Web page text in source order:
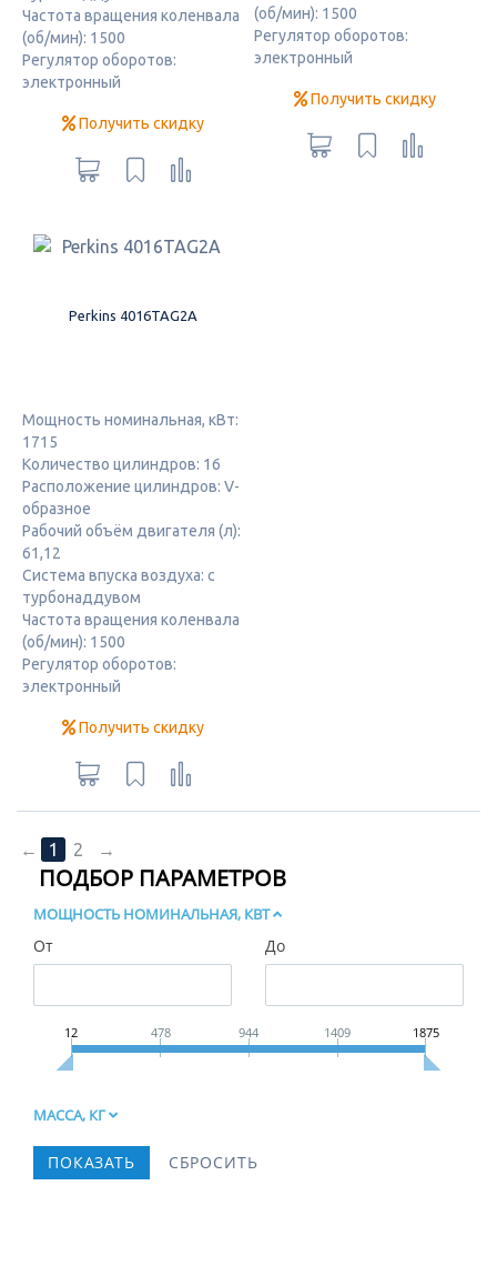
Частота вращения коленвала
(об/мин): 1500
Регулятор оборотов:
электронный
Получить скидку
(об/мин): 1500
Регулятор оборотов:
электронный
Получить скидку
Perkins 4016TAG2A
Мощность номинальная, кВт:
1715
Количество цилиндров: 16
Расположение цилиндров: V-
образное
Рабочий объём двигателя (л):
61,12
Система впуска воздуха: с
турбонаддувом
Частота вращения коленвала
(об/мин): 1500
Регулятор оборотов:
электронный
Получить скидку
← 1 2 →
ПОДБОР ПАРАМЕТРОВ
МОЩНОСТЬ НОМИНАЛЬНАЯ, КВТ
От До
12 478 944 1409 1875
МАССА, КГ